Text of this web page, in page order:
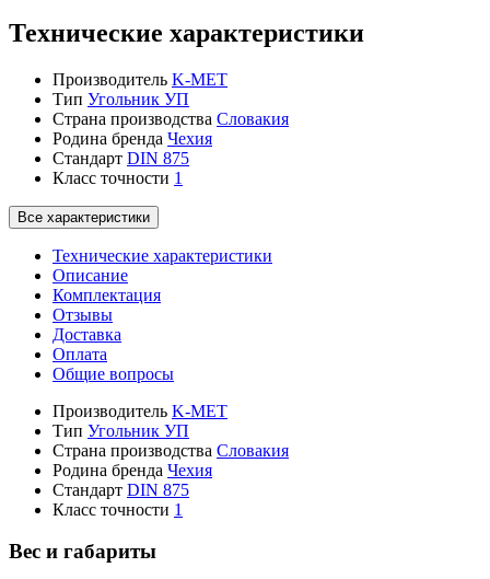
Технические характеристики
Производитель K-MET
Тип Угольник УП
Страна производства Словакия
Родина бренда Чехия
Стандарт DIN 875
Класс точности 1
Все характеристики
Технические характеристики
Описание
Комплектация
Отзывы
Доставка
Оплата
Общие вопросы
Производитель K-MET
Тип Угольник УП
Страна производства Словакия
Родина бренда Чехия
Стандарт DIN 875
Класс точности 1
Вес и габариты